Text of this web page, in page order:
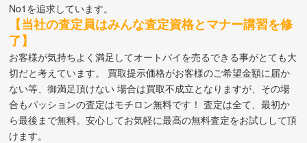
No1を追求しています。
【当社の査定員はみんな査定資格とマナー講習を修
了】
お客様が気持ちよく満足してオートバイを売るできる事がとても大
切だと考えています。 買取提示価格がお客様のご希望金額に届か
ない等、御満足頂けない 場合は買取不成立となりますが、その場
合もパッションの査定はモチロン無料です！ 査定は全て、最初か
ら最後まで無料。安心してお気軽に最高の無料査定をお試しして頂
けます。